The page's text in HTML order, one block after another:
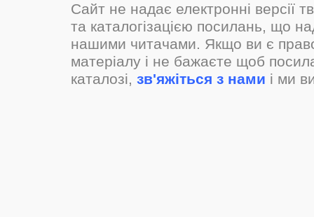
Сайт не надає електронні версії
та каталогізацією посилань, що
нашими читачами. Якщо ви є
матеріалу і не бажаєте щоб
каталозі, зв'яжіться з нами і ми